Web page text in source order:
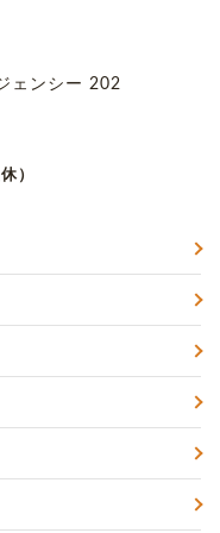
ェンシー 202
）